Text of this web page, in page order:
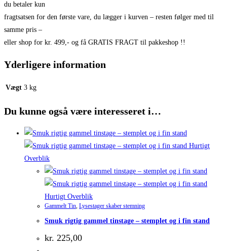
du betaler kun
fragtsatsen for den første vare, du lægger i kurven – resten følger med til
samme pris –
eller shop for kr. 499,- og få GRATIS FRAGT til pakkeshop !!
Yderligere information
Vægt 3 kg
Du kunne også være interesseret i…
Hurtigt
Overblik
Hurtigt Overblik
Gammelt Tin Lysestager skaber stemning
Smuk rigtig gammel tinstage – stemplet og i fin stand
kr. 225,00